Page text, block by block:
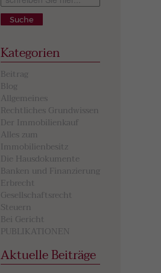
Suche
Kategorien
Beitrag
Blog
Allgemeines
Rechtliches Grundwissen
Der Immobilienkauf
Alles zum
Immobilienbesitz
Die Hausdokumente
Banken und Finanzierung
Erbrecht
Gesellschaftsrecht
Steuern
Bei Gericht
PUBLIKATIONEN
Aktuelle Beiträge